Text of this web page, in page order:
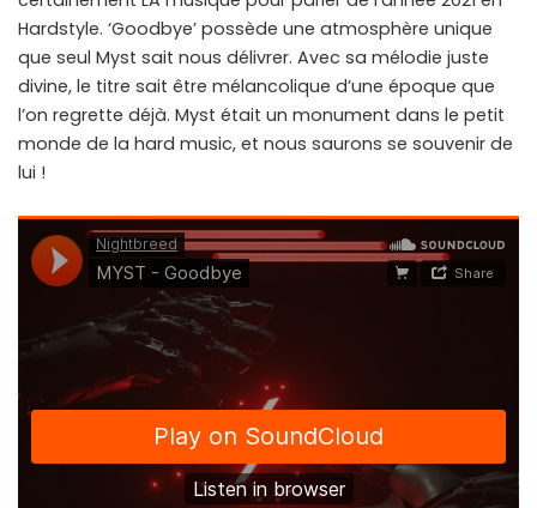
Hardstyle. ‘Goodbye’ possède une atmosphère unique
que seul Myst sait nous délivrer. Avec sa mélodie juste
divine, le titre sait être mélancolique d’une époque que
l’on regrette déjà. Myst était un monument dans le petit
monde de la hard music, et nous saurons se souvenir de
lui !